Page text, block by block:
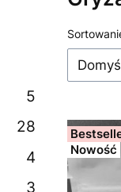
5
28
4
3
Lista
Nowość